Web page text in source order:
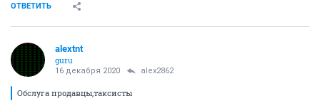
ОТВЕТИТЬ
alextnt
guru
16 декабря 2020 alex2862
Обслуга продавцы,таксисты